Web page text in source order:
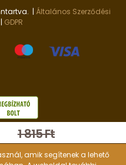
amik segítenek a lehető
1 815 Ft
| Általános Szerződési
| GDPR